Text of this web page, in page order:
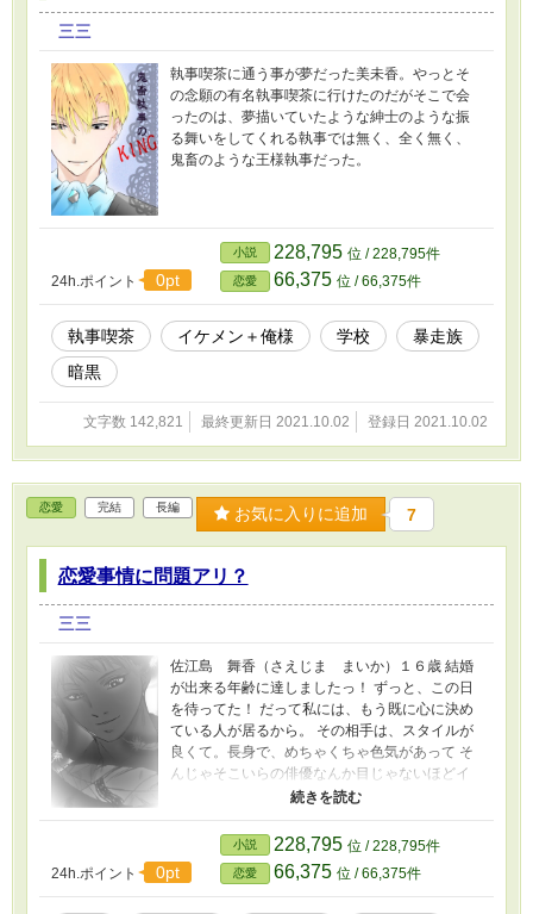
三三
執事喫茶に通う事が夢だった美未香。やっとそ
の念願の有名執事喫茶に行けたのだがそこで会
ったのは、夢描いていたような紳士のような振
る舞いをしてくれる執事では無く、全く無く、
鬼畜のような王様執事だった。
24h.ポイント 0pt
小説 228,795 位 / 228,795件
恋愛 66,375 位 / 66,375件
執事喫茶 イケメン＋俺様 学校
暴走族
暗黒
文字数 142,821 最終更新日 2021.10.02 登録日 2021.10.02
恋愛 完結 長編 お気に入りに追加 7
恋愛事情に問題アリ？
三三
佐江島 舞香（さえじま まいか）１６歳 結婚
が出来る年齢に達しましたっ！ ずっと、この日
を待ってた！ だって私には、もう既に心に決め
ている人が居るから。 その相手は、スタイルが
良くて。長身で、めちゃくちゃ色気があって そ
んじゃそこいらの俳優なんか目じゃないほどイ
ケメン しかも！ もう私たちは同居までしてるの
だ！ 当たり前。 だってそれは 私たちは 親子な
んだから。 そう！ 私の愛してるのは凪。 実のパ
パである、 でも、凪はなかなか私の気持ちに気
づいてくれないんだよね。 こんなにも愛してん
のに。 【佐江島 舞香（さえじま まいか）は
24h.ポイント 0pt
小説 228,795 位 / 228,795件
恋愛 66,375 位 / 66,375件